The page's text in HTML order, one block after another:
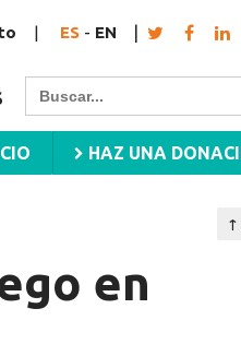
ES - EN
Buscar:
HAZ UNA
↑
en